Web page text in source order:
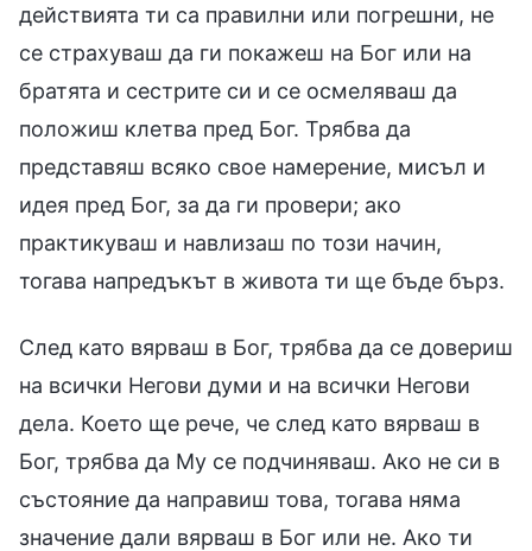
действията ти са правилни или погрешни, не
се страхуваш да ги покажеш на Бог или на
братята и сестрите си и се осмеляваш да
положиш клетва пред Бог. Трябва да
представяш всяко свое намерение, мисъл и
идея пред Бог, за да ги провери; ако
практикуваш и навлизаш по този начин,
тогава напредъкът в живота ти ще бъде бърз.
След като вярваш в Бог, трябва да се довериш
на всички Негови думи и на всички Негови
дела. Което ще рече, че след като вярваш в
Бог, трябва да Му се подчиняваш. Ако не си в
състояние да направиш това, тогава няма
значение дали вярваш в Бог или не. Ако ти